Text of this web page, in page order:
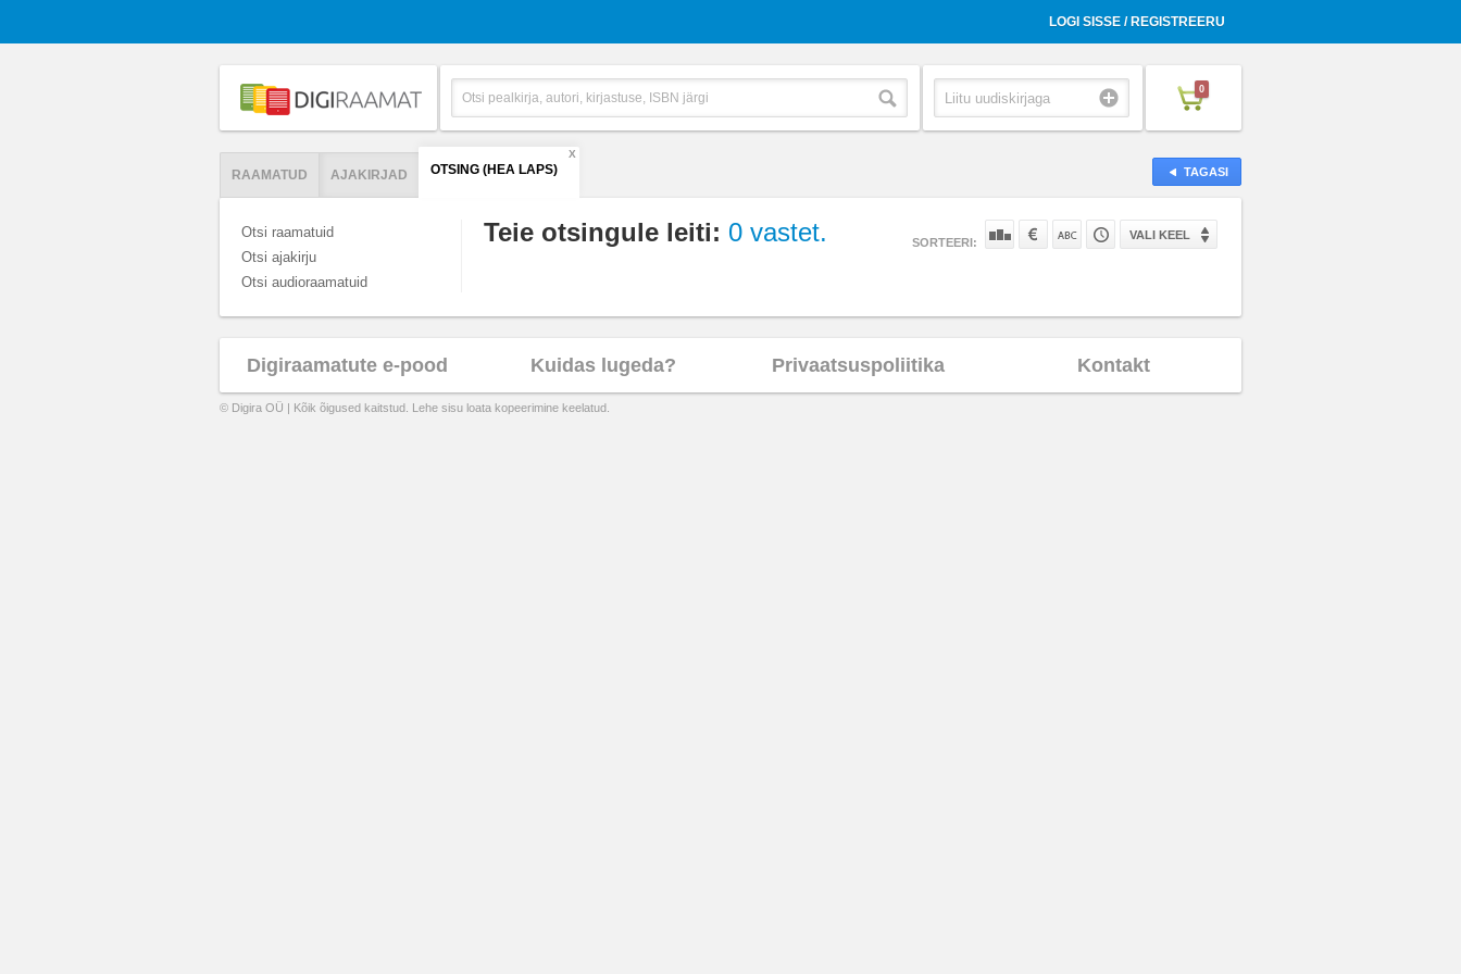
LOGI SISSE / REGISTREERU
0
TAGASI
RAAMATUD AJAKIRJAD OTSING (HEA LAPS)
X
Otsi raamatuid
Otsi ajakirju
Otsi audioraamatuid
Teie otsingule leiti: 0 vastet. SORTEERI:
VALI KEEL
Digiraamatute e-pood Kuidas lugeda? Privaatsuspoliitika Kontakt
© Digira OÜ | Kõik õigused kaitstud. Lehe sisu loata kopeerimine keelatud.